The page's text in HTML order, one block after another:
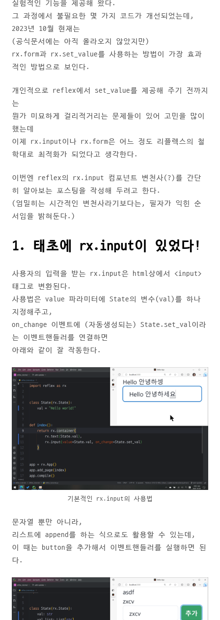
실험적인 기능을 제공해 왔다.
그 과정에서 불필요한 몇 가지 코드가 개선되었는데,
2023년 10월 현재는
(공식문서에는 아직 올라오지 않았지만)
rx.form과 rx.set_value를 사용하는 방법이 가장 효과
적인 방법으로 보인다.
개인적으로 reflex에서 set_value를 제공해 주기 전까지
는
뭔가 미묘하게 걸리적거리는 문제들이 있어 고민을 많이
했는데
이제 rx.input이나 rx.form은 어느 정도 리플렉스의 철
학대로 최적화가 되었다고 생각한다.
이번엔 reflex의 rx.input 컴포넌트 변천사(?)를 간단
히 알아보는 포스팅을 작성해 두려고 한다.
(엄밀히는 시간적인 변천사라기보다는, 필자가 익힌 순
서임을 밝혀둔다.)
1. 태초에 rx.input이 있었다!
사용자의 입력을 받는 rx.input은 html상에서 <input>
태그로 변환된다.
사용법은 value 파라미터에 State의 변수(val)를 하나
지정해주고,
on_change 이벤트에 (자동생성되는) State.set_val이라
는 이벤트핸들러를 연결하면
아래와 같이 잘 작동한다.
기본적인 rx.input의 사용법
문자열 뿐만 아니라,
리스트에 append를 하는 식으로도 활용할 수 있는데,
이 때는 button을 추가해서 이벤트핸들러를 실행하면 된
다.